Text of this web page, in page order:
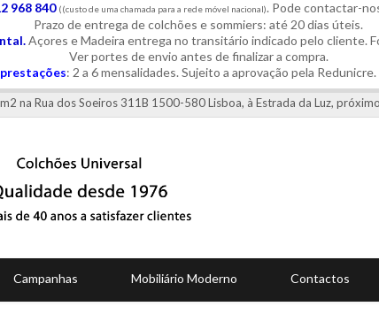
968 840 ((custo de uma chamada para a rede móvel nacional). Pode contactar-
Prazo de entrega de colchões e sommiers: até 20 dias úteis.
Açores e Madeira entrega no transitário indicado pelo cliente.
Ver portes de envio antes de finalizar a compra.
: 2 a 6 mensalidades. Sujeito a aprovação pela
na Rua dos Soeiros 311B 1500-580 Lisboa, à Estrada da Luz,
Campanhas Mobiliário Moderno Contactos